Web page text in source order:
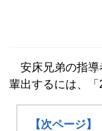
安床兄弟の指導
輩出するには、「
【次ページ